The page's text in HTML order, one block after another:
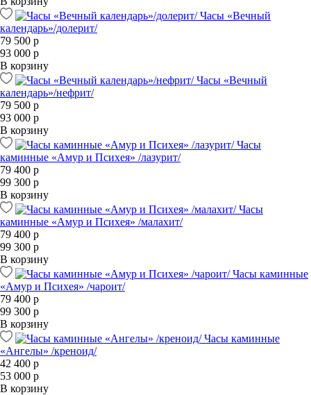
Часы «Вечный
календарь»/долерит/
79 500 р
93 000 р
В корзину
Часы «Вечный
календарь»/нефрит/
79 500 р
93 000 р
В корзину
Часы
каминные «Амур и Психея» /лазурит/
79 400 р
99 300 р
В корзину
Часы
каминные «Амур и Психея» /малахит/
79 400 р
99 300 р
В корзину
Часы каминные
«Амур и Психея» /чароит/
79 400 р
99 300 р
В корзину
Часы каминные
«Ангелы» /креноид/
42 400 р
53 000 р
В корзину